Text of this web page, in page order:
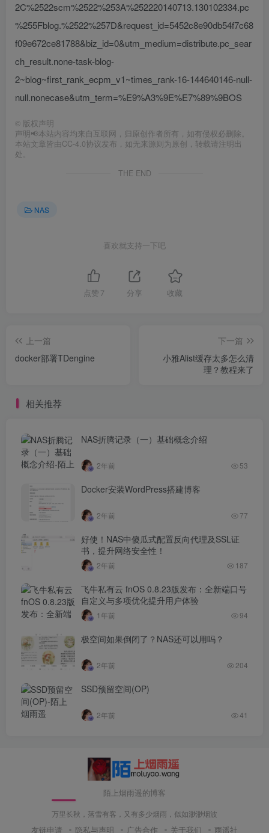
2C%2522scm%2522%253A%252220140713.130102334.pc
%255Fblog.%2522%257D&request_id=5452c8e90db54f7c68
f09e672ce81788&biz_id=0&utm_medium=distribute.pc_sear
ch_result.none-task-blog-
2~blog~first_rank_ecpm_v1~times_rank-16-144640146-null-
null.nonecase&utm_term=%E9%A3%9E%E7%89%9BOS
© 版权声明
声明📢本站内容均来自互联网，归原创作者所有，如有侵权必删除。
本站文章皆由CC-4.0协议发布，如无来源则为原创，转载请注明出
处。
THE END
NAS
喜欢就支持一下吧
点赞 7 分享 收藏
上一篇
docker部署TDengine
下一篇
小雅Alist缓存太多怎么清
理？教程来了
相关推荐
NAS折腾记录（一）基础概念介绍
2年前 53
Docker安装WordPress搭建博客
2年前 77
好使！NAS中傻瓜式配置反向代理及SSL证
书，提升网络安全性！
2年前 187
飞牛私有云 fnOS 0.8.23版发布：全新端口号
自定义与多项优化提升用户体验
1年前 94
极空间如果倒闭了？NAS还可以用吗？
2年前 204
SSD预留空间(OP)
2年前 41
陌上烟雨遥的博客
万里长秋，落雪有客，又有多少烟雨，似如渺渺烟波
友链申请 隐私与声明 广告合作 关于我们 雨遥社